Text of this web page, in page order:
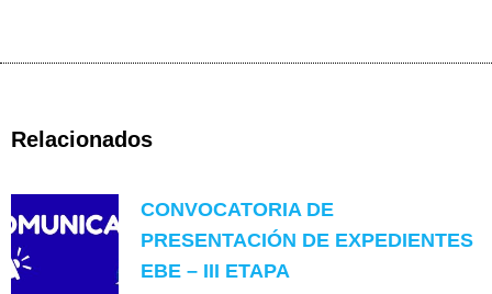
Relacionados
CONVOCATORIA DE
PRESENTACIÓN DE EXPEDIENTES
EBE – III ETAPA